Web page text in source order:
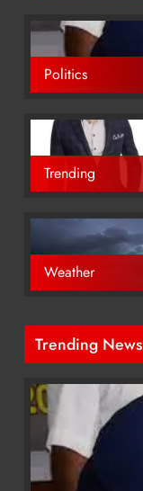
Politics
Trending
Weather
Trending News